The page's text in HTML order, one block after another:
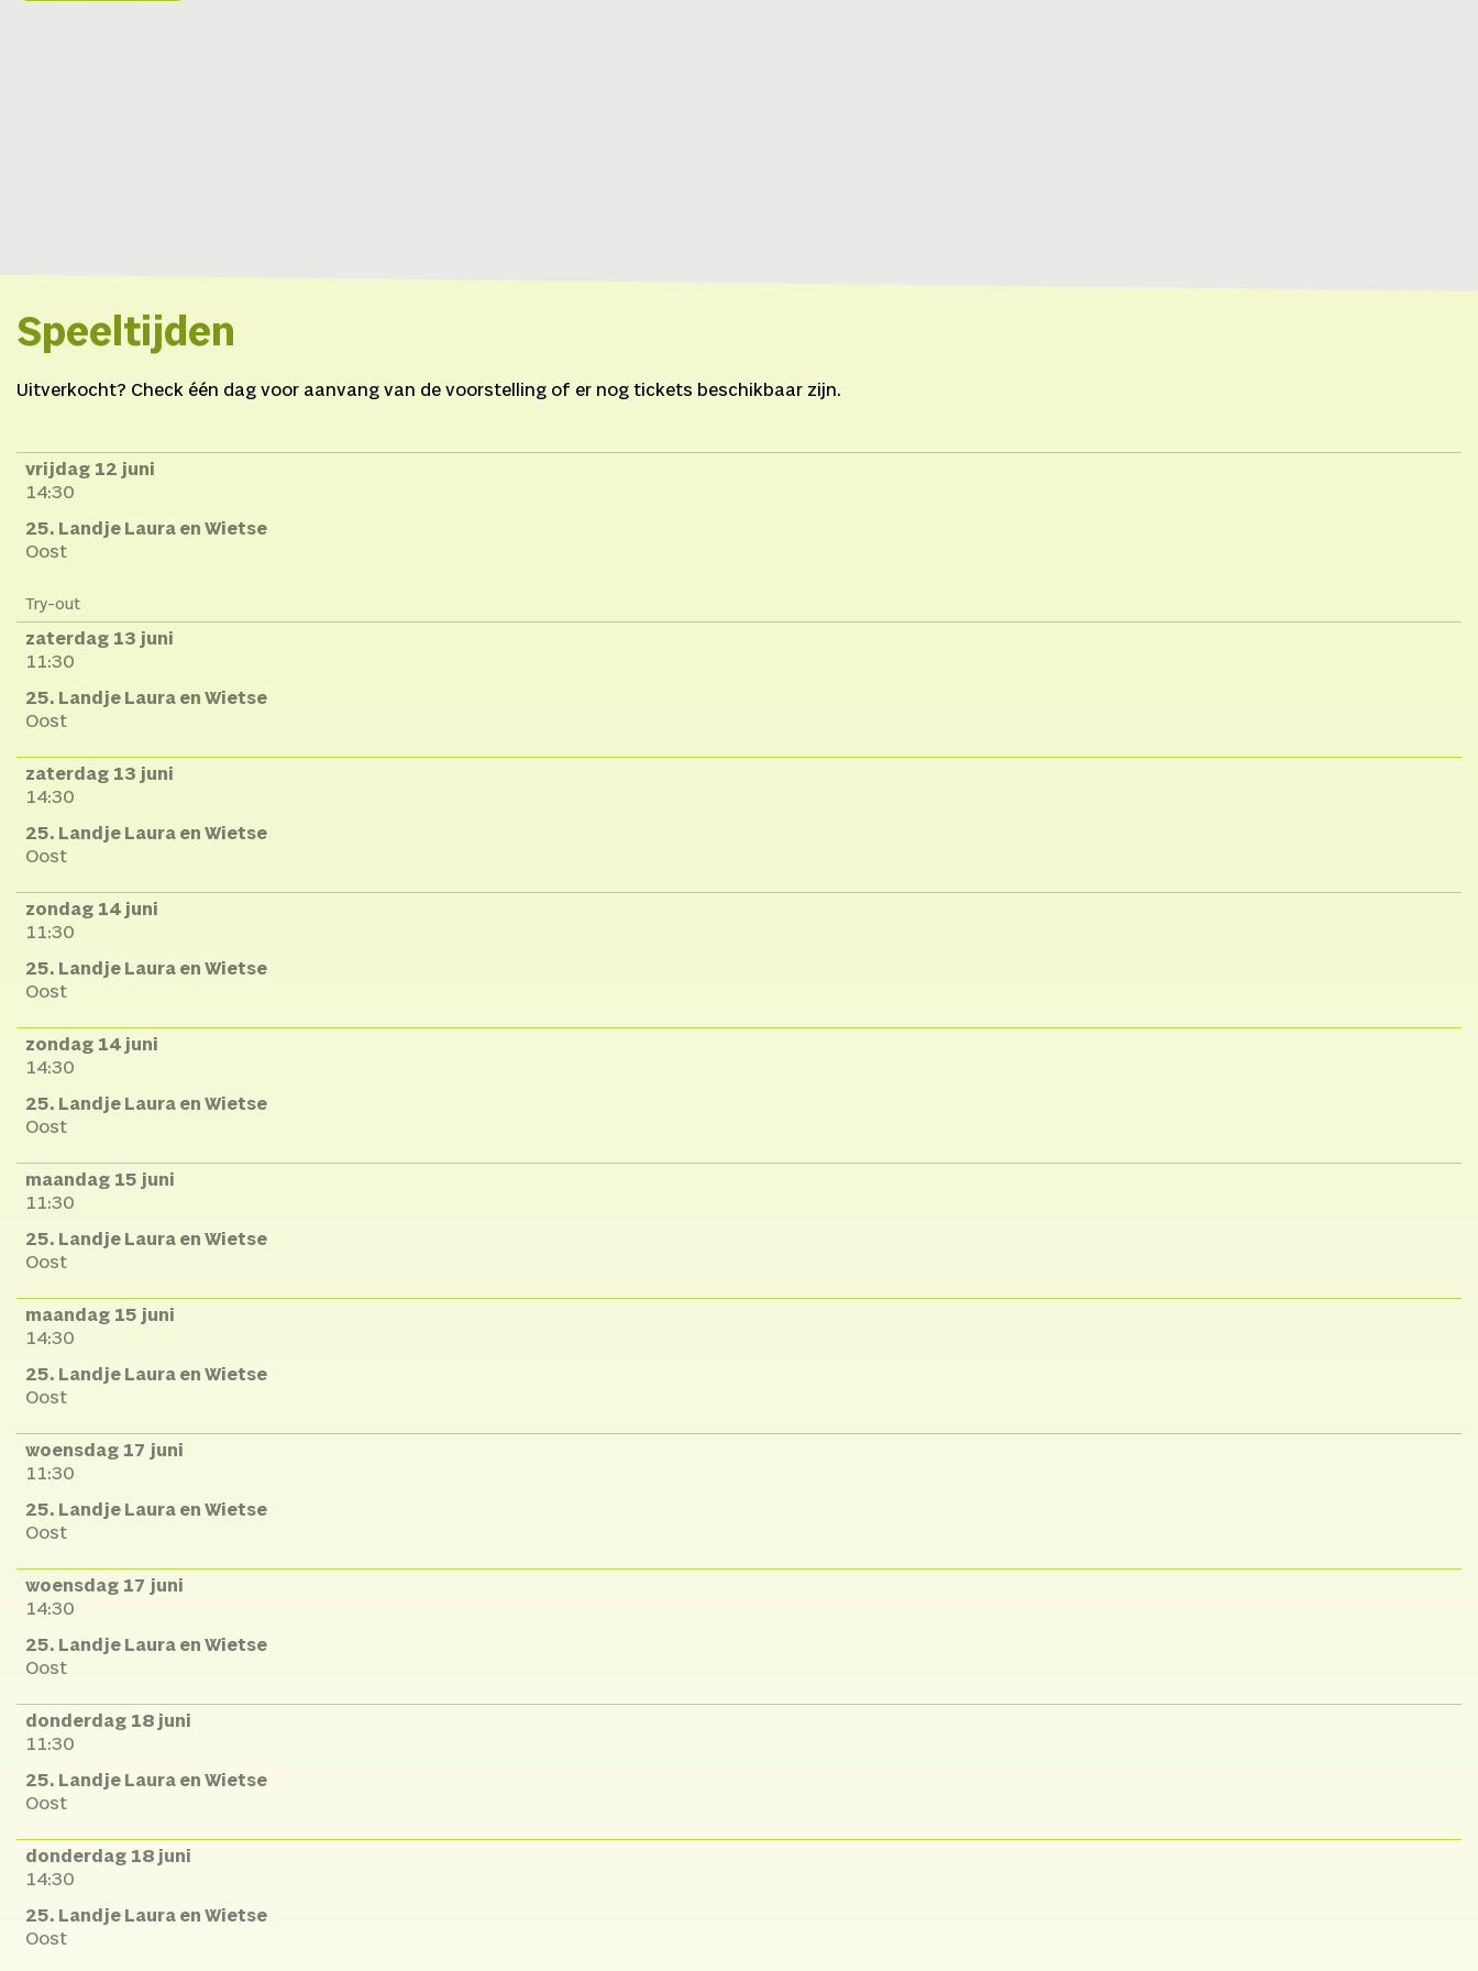
Speeltijden
Uitverkocht? Check één dag voor aanvang van de voorstelling of er nog tickets beschikbaar zijn.
vrijdag 12 juni
14:30
25. Landje Laura en Wietse
Oost
Try-out
zaterdag 13 juni
11:30
25. Landje Laura en Wietse
Oost
zaterdag 13 juni
14:30
25. Landje Laura en Wietse
Oost
zondag 14 juni
11:30
25. Landje Laura en Wietse
Oost
zondag 14 juni
14:30
25. Landje Laura en Wietse
Oost
maandag 15 juni
11:30
25. Landje Laura en Wietse
Oost
maandag 15 juni
14:30
25. Landje Laura en Wietse
Oost
woensdag 17 juni
11:30
25. Landje Laura en Wietse
Oost
woensdag 17 juni
14:30
25. Landje Laura en Wietse
Oost
donderdag 18 juni
11:30
25. Landje Laura en Wietse
Oost
donderdag 18 juni
14:30
25. Landje Laura en Wietse
Oost